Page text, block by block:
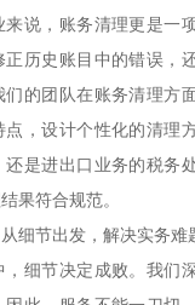
说，账务清理更是一
历史账目中的错误，
们的团队在账务清理方
，设计个性化的清理
是进出口业务的税务
果符合规范。
细节出发，解决实务难
细节决定成败。我们